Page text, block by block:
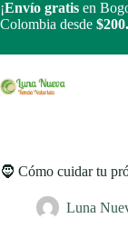
Saltar
al
¡Envío gratis en
Colombia desde
🧔 Cómo cuidar tu
Luna